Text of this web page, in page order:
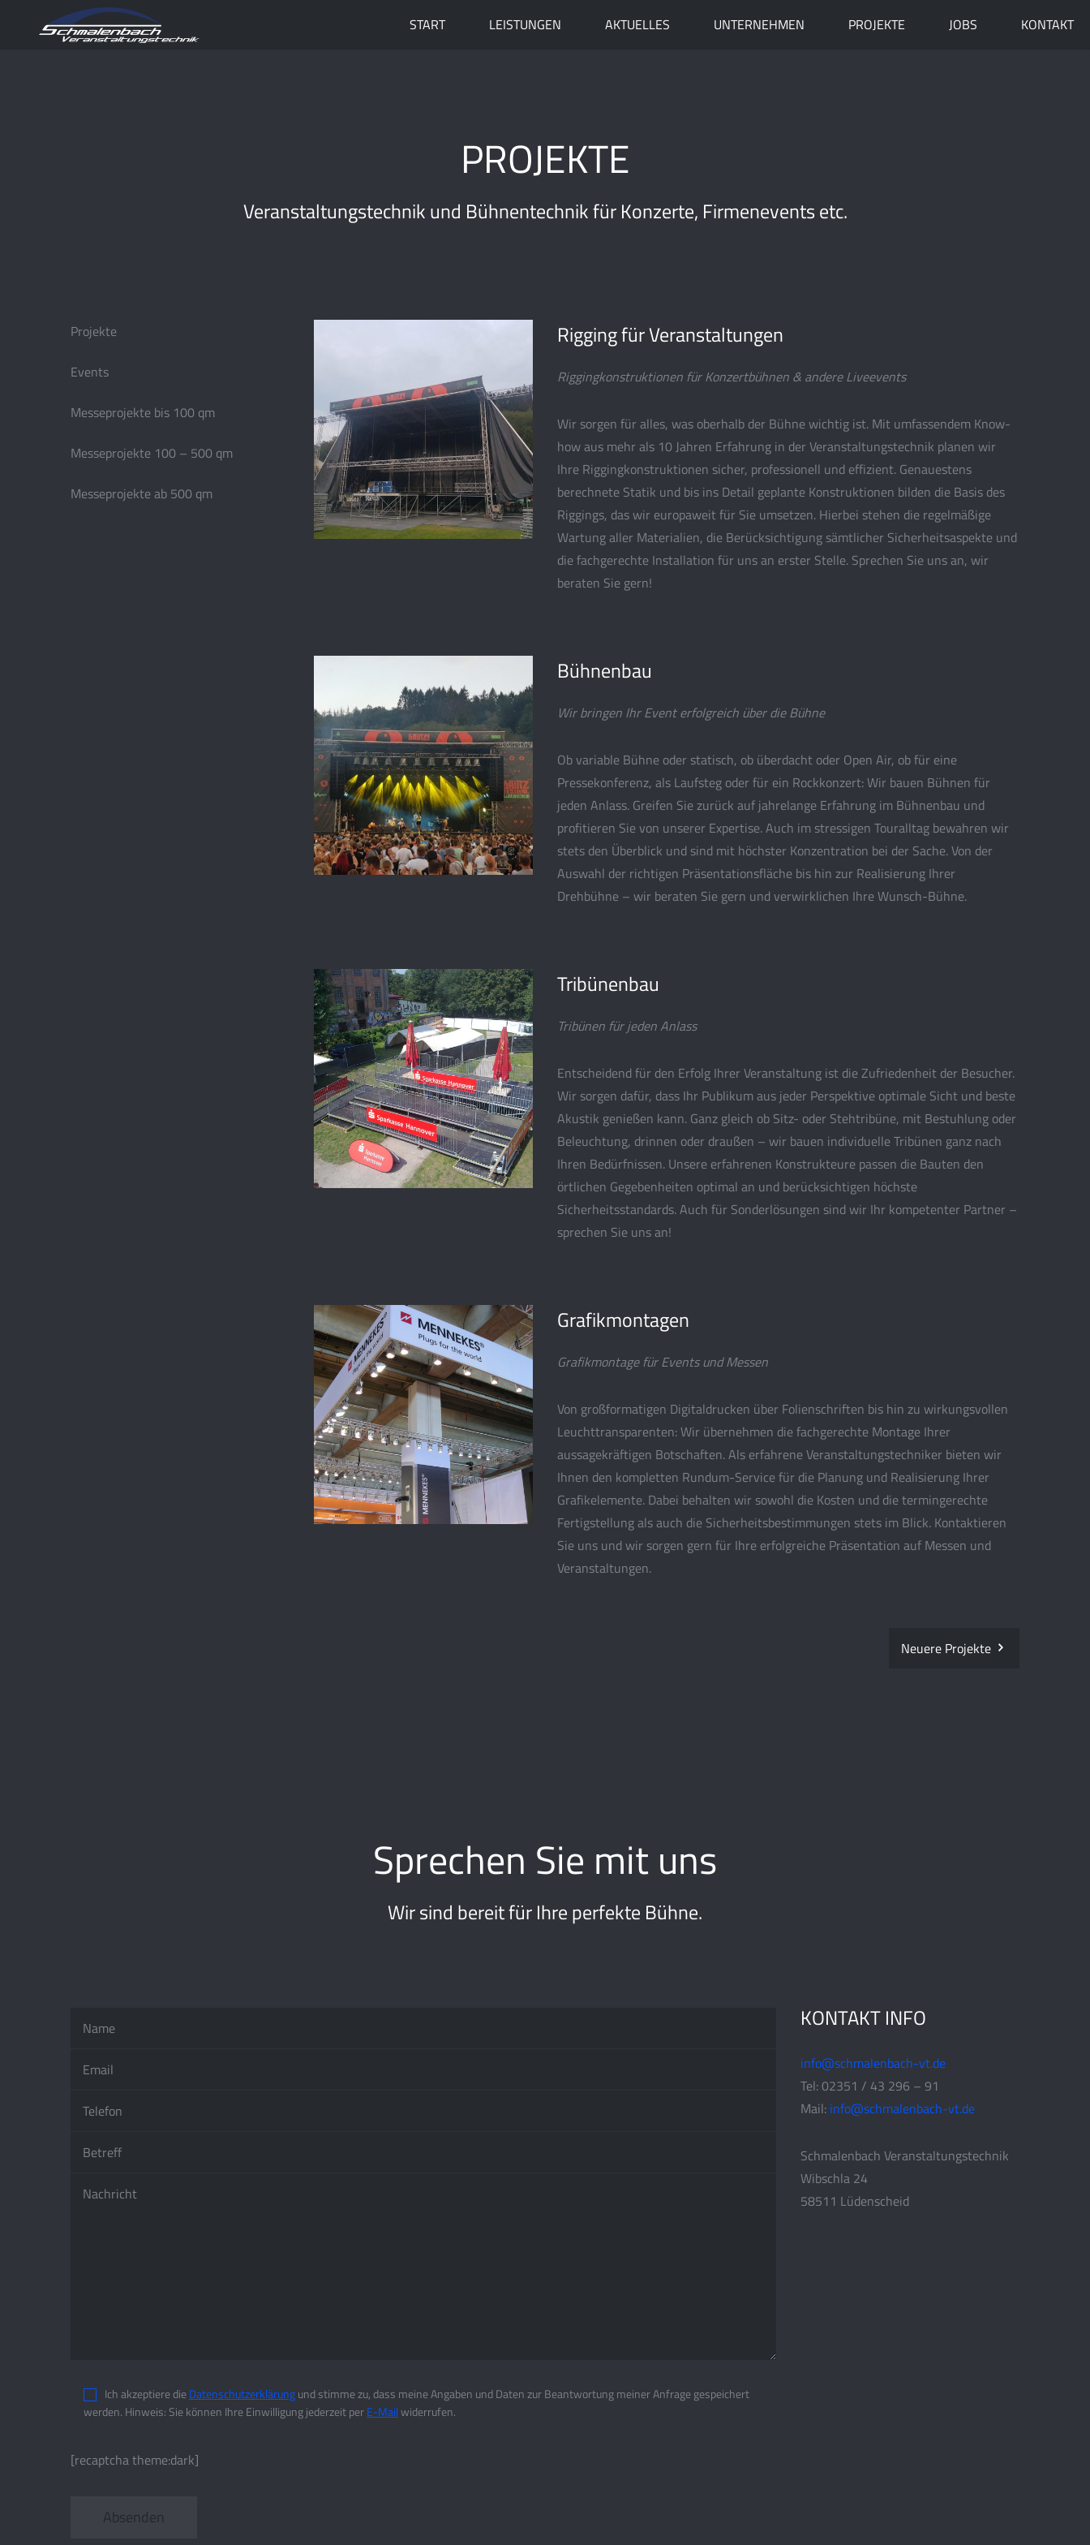
START LEISTUNGEN AKTUELLES UNTERNEHMEN PROJEKTE JOBS KONTAKT
PROJEKTE
Veranstaltungstechnik und Bühnentechnik für Konzerte, Firmenevents etc.
Projekte
Events
Messeprojekte bis 100 qm
Messeprojekte 100 – 500 qm
Messeprojekte ab 500 qm
Rigging für Veranstaltungen
Riggingkonstruktionen für Konzertbühnen & andere Liveevents
Wir sorgen für alles, was oberhalb der Bühne wichtig ist. Mit umfassendem Know-
how aus mehr als 10 Jahren Erfahrung in der Veranstaltungstechnik planen wir
Ihre Riggingkonstruktionen sicher, professionell und effizient. Genauestens
berechnete Statik und bis ins Detail geplante Konstruktionen bilden die Basis des
Riggings, das wir europaweit für Sie umsetzen. Hierbei stehen die regelmäßige
Wartung aller Materialien, die Berücksichtigung sämtlicher Sicherheitsaspekte und
die fachgerechte Installation für uns an erster Stelle. Sprechen Sie uns an, wir
beraten Sie gern!
Bühnenbau
Wir bringen Ihr Event erfolgreich über die Bühne
Ob variable Bühne oder statisch, ob überdacht oder Open Air, ob für eine
Pressekonferenz, als Laufsteg oder für ein Rockkonzert: Wir bauen Bühnen für
jeden Anlass. Greifen Sie zurück auf jahrelange Erfahrung im Bühnenbau und
profitieren Sie von unserer Expertise. Auch im stressigen Touralltag bewahren wir
stets den Überblick und sind mit höchster Konzentration bei der Sache. Von der
Auswahl der richtigen Präsentationsfläche bis hin zur Realisierung Ihrer
Drehbühne – wir beraten Sie gern und verwirklichen Ihre Wunsch-Bühne.
Tribünenbau
Tribünen für jeden Anlass
Entscheidend für den Erfolg Ihrer Veranstaltung ist die Zufriedenheit der Besucher.
Wir sorgen dafür, dass Ihr Publikum aus jeder Perspektive optimale Sicht und beste
Akustik genießen kann. Ganz gleich ob Sitz- oder Stehtribüne, mit Bestuhlung oder
Beleuchtung, drinnen oder draußen – wir bauen individuelle Tribünen ganz nach
Ihren Bedürfnissen. Unsere erfahrenen Konstrukteure passen die Bauten den
örtlichen Gegebenheiten optimal an und berücksichtigen höchste
Sicherheitsstandards. Auch für Sonderlösungen sind wir Ihr kompetenter Partner –
sprechen Sie uns an!
Grafikmontagen
Grafikmontage für Events und Messen
Von großformatigen Digitaldrucken über Folienschriften bis hin zu wirkungsvollen
Leuchttransparenten: Wir übernehmen die fachgerechte Montage Ihrer
aussagekräftigen Botschaften. Als erfahrene Veranstaltungstechniker bieten wir
Ihnen den kompletten Rundum-Service für die Planung und Realisierung Ihrer
Grafikelemente. Dabei behalten wir sowohl die Kosten und die termingerechte
Fertigstellung als auch die Sicherheitsbestimmungen stets im Blick. Kontaktieren
Sie uns und wir sorgen gern für Ihre erfolgreiche Präsentation auf Messen und
Veranstaltungen.
Neuere Projekte
Sprechen Sie mit uns
Wir sind bereit für Ihre perfekte Bühne.
Ich akzeptiere dieDatenschutzerklärungund stimme zu, dass meine Angaben und Daten zur Beantwortung meiner Anfrage gespeichert
werden. Hinweis: Sie können Ihre Einwilligung jederzeit perE-Mailwiderrufen.
[recaptcha theme:dark]
KONTAKT INFO
info@schmalenbach-vt.de
Tel: 02351 / 43 296 – 91
Mail: info@schmalenbach-vt.de
Schmalenbach Veranstaltungstechnik
Wibschla 24
58511 Lüdenscheid